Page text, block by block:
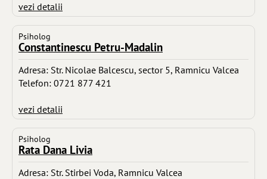
vezi detalii
Psiholog
Constantinescu Petru-Madalin
Adresa: Str. Nicolae Balcescu, sector 5, Ramnicu Valcea
Telefon: 0721 877 421
vezi detalii
Psiholog
Rata Dana Livia
Adresa: Str. Stirbei Voda, Ramnicu Valcea